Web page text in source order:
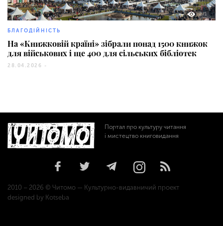
271
БЛАГОДІЙНІСТЬ
На «Книжковій країні» зібрали понад 1500 книжок
для військових і ще 400 для сільських бібліотек
28.04.2026 -
Портал про культуру читання
і мистецтво книговидання
2010 – 2026 © Читомо — Культурно-видавничий проект
designed by Kotseba